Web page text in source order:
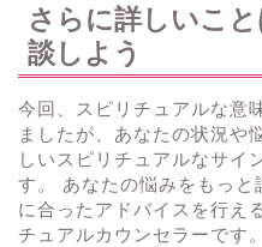
さらに詳しいこ
談しよう
今回、スピリチュアルな意
ましたが、あなたの状況や
しいスピリチュアルなサイ
す。 あなたの悩みをもっと
に合ったアドバイスを行え
チュアルカウンセラーです